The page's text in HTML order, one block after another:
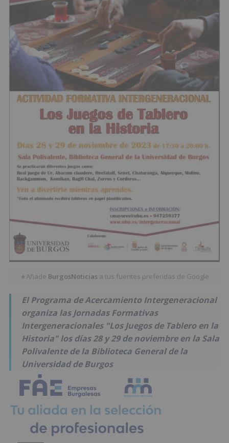
★Añade BurgosNoticias a tus fuentes preferidas de Google
El Programa de Acercamiento Intergeneracional
organiza las Jornadas Formativas
Intergeneracionales "Los Juegos de Tablero en la
Historia" los días 28 y 29 de noviembre en la Sala
Polivalente de la Biblioteca General de la
Universidad de Burgos